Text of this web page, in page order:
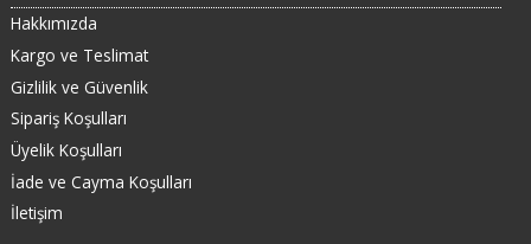
Hakkımızda
Kargo ve Teslimat
Gizlilik ve Güvenlik
Sipariş Koşulları
Üyelik Koşulları
İade ve Cayma Koşulları
İletişim